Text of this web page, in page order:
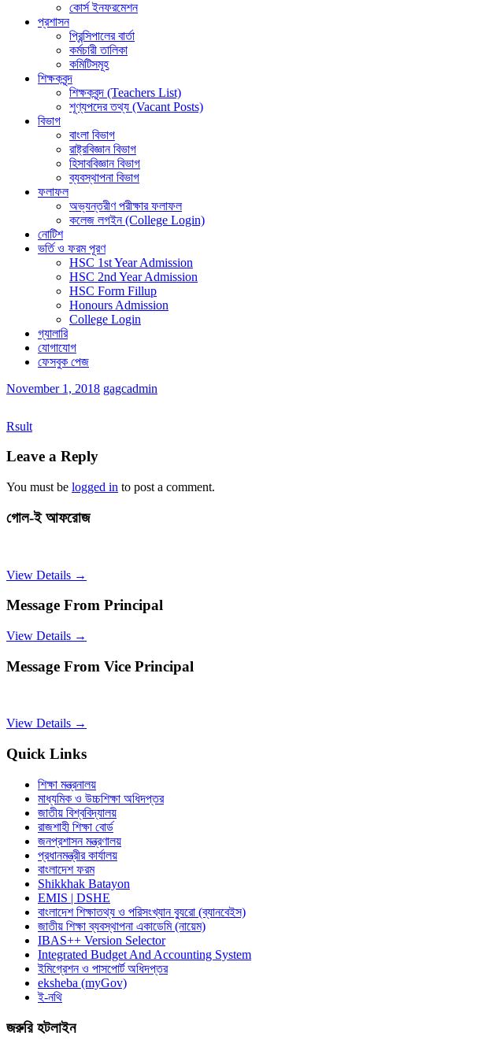
কোর্স ইনফরমেশন
প্রশাসন
প্রিন্সিপালের বার্তা
কর্মচারী তালিকা
কমিটিসমূহ
শিক্ষকবৃন্দ
শিক্ষকবৃন্দ (Teachers List)
শূণ্যপদের তথ্য (Vacant Posts)
বিভাগ
বাংলা বিভাগ
রাষ্ট্রবিজ্ঞান বিভাগ
হিসাববিজ্ঞান বিভাগ
ব্যবস্থাপনা বিভাগ
ফলাফল
অভ্যন্তরীণ পরীক্ষার ফলাফল
কলেজ লগইন (College Login)
নোটিশ
ভর্তি ও ফরম পূরণ
HSC 1st Year Admission
HSC 2nd Year Admission
HSC Form Fillup
Honours Admission
College Login
গ্যালারি
যোগাযোগ
ফেসবুক পেজ
November 1, 2018 gagcadmin
Rsult
Leave a Reply
You must be logged in to post a comment.
গোল-ই আফরোজ
View Details →
Message From Principal
View Details →
Message From Vice Principal
View Details →
Quick Links
শিক্ষা মন্ত্রনালয়
মাধ্যমিক ও উচ্চশিক্ষা অধিদপ্তর
জাতীয় বিশ্ববিদ্যালয়
রাজশাহী শিক্ষা বোর্ড
জনপ্রশাসন মন্ত্রণালয়
প্রধানমন্ত্রীর কার্যালয়
বাংলাদেশ ফরম
Shikkhak Batayon
EMIS | DSHE
বাংলাদেশ শিক্ষাতথ্য ও পরিসংখ্যান ব্যুরো (ব্যানবেইস)
জাতীয় শিক্ষা ব্যবস্থাপনা একাডেমি (নায়েম)
IBAS++ Version Selector
Integrated Budget And Accounting System
ইমিগ্রেশন ও পাসপোর্ট অধিদপ্তর
eksheba (myGov)
ই-নথি
জরুরি হটলাইন